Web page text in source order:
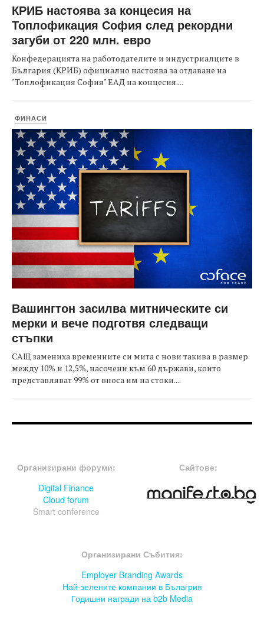
КРИБ настоява за концесия на
Топлофикация София след рекордни
загуби от 220 млн. евро
Конфедерацията на работодателите и индустриалците в
България (КРИБ) официално настоява за отдаване на
"Топлофикация София" ЕАД на концесия....
ФИНАСИ
Вашингтон засилва митническите си
мерки и вече подготвя следващи
стъпки
САЩ замениха временните си мита с нови такива в размер
между 10% и 12,5%, насочени към 60 държави, които
представляват 99% от вноса им на стоки....
Организирани форуми:
Digital Finance
Cloud forum
Smart conference
Сайтове:
Организирани Събития:
Employer Branding Awards
Най-зелените компании в Бълагрия
Годишни награди на b2b Media